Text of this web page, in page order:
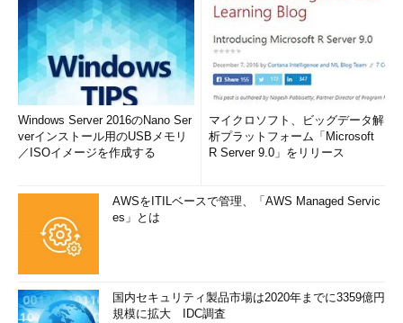
Windows Server 2016のNano Ser
verインストール用のUSBメモリ
／ISOイメージを作成する
マイクロソフト、ビッグデータ解
析プラットフォーム「Microsoft
R Server 9.0」をリリース
AWSをITILベースで管理、「AWS Managed Servic
es」とは
国内セキュリティ製品市場は2020年までに3359億円
規模に拡大 IDC調査